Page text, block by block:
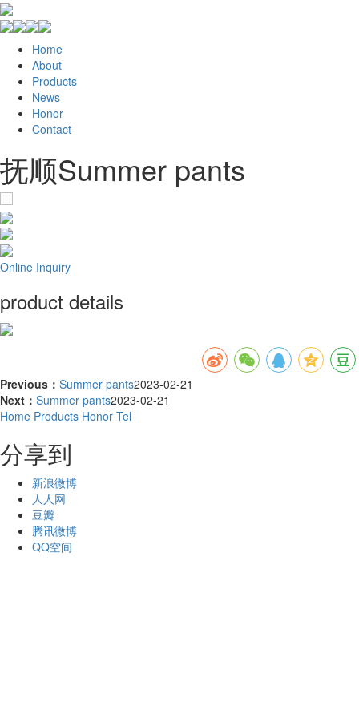
Home
About
Products
News
Honor
Contact
抚顺Summer pants
Online Inquiry
product details
Previous： Summer pants2023-02-21
Next： Summer pants2023-02-21
Home Products Honor Tel
分享到
新浪微博
人人网
豆瓣
腾讯微博
QQ空间